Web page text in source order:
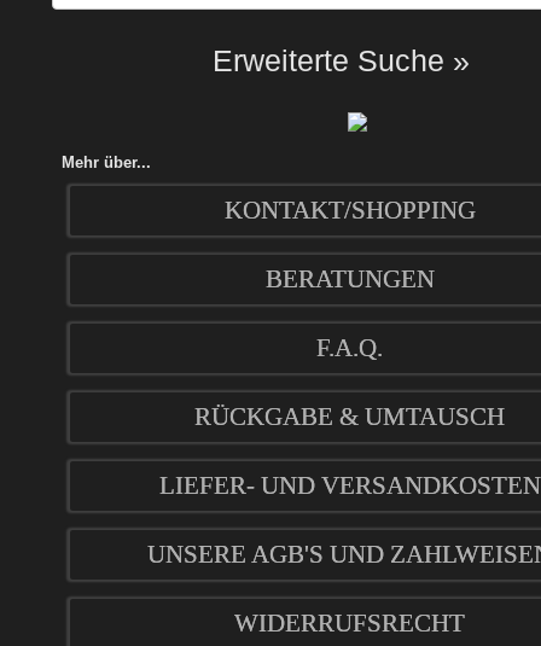
Erweiterte Suche »
Mehr über...
KONTAKT/SHOPPING
BERATUNGEN
F.A.Q.
RÜCKGABE & UMTAUSCH
LIEFER- UND VERSANDKOSTEN
UNSERE AGB'S UND
WIDERRUFSRECHT